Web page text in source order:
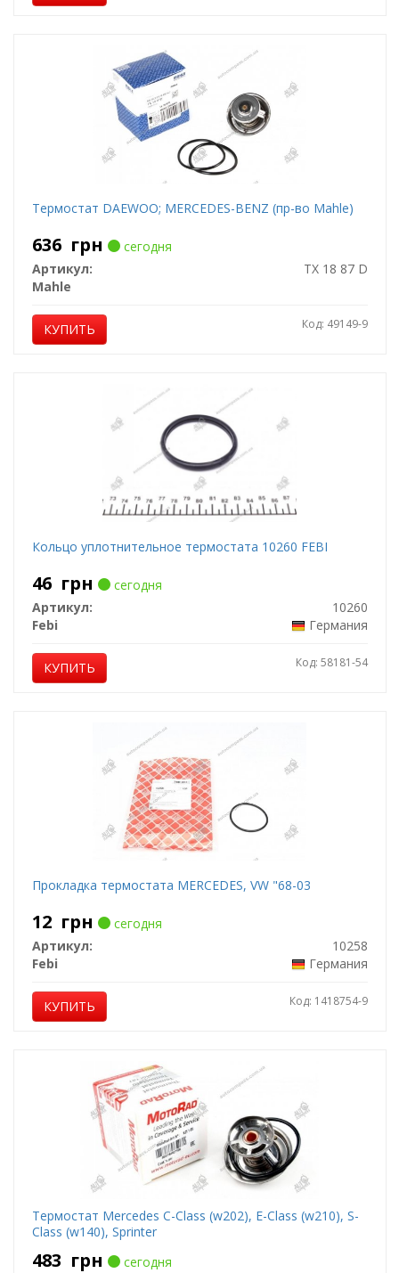
Термостат DAEWOO; MERCEDES-BENZ (пр-во Mahle)
636 грн
сегодня
Артикул:
TX 18 87 D
Mahle
КУПИТЬ Код: 49149-9
Кольцо уплотнительное термостата 10260 FEBI
46 грн
сегодня
Артикул:
10260
Febi
Германия
КУПИТЬ Код: 58181-54
Прокладка термостата MERCEDES, VW "68-03
12 грн
сегодня
Артикул:
10258
Febi
Германия
КУПИТЬ Код: 1418754-9
Термостат Mercedes C-Class (w202), E-Class (w210), S-
Class (w140), Sprinter
483 грн
сегодня